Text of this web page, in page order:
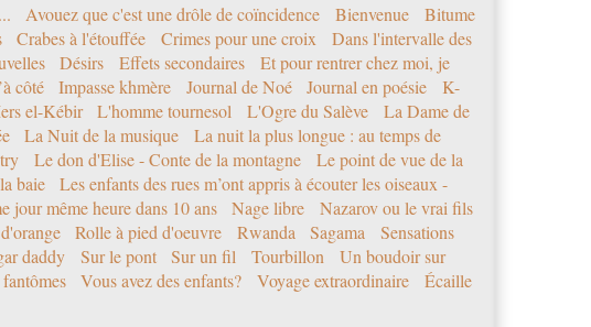
Avouez que c'est une drôle de coïncidence Bienvenue
Bitume
Crabes à l'étouffée Crimes pour une croix
Dans l'intervalle des
Désirs Effets secondaires
Et pour rentrer chez moi, je
côté Impasse khmère Journal de Noé Journal en poésie
K-
el-Kébir L'homme tournesol L'Ogre du Salève
La Dame de
La Nuit de la musique
La nuit la plus longue : au temps de
Le don d'Elise - Conte de la montagne
Le point de vue de la
baie
Les enfants des rues m’ont appris à écouter les oiseaux -
jour même heure dans 10 ans Nage libre
Nazarov ou le vrai fils
Rolle à pied d'oeuvre Rwanda Sagama
Sensations
daddy Sur le pont Sur un fil Tourbillon
Un boudoir sur
Vous avez des enfants? Voyage extraordinaire
Écaille